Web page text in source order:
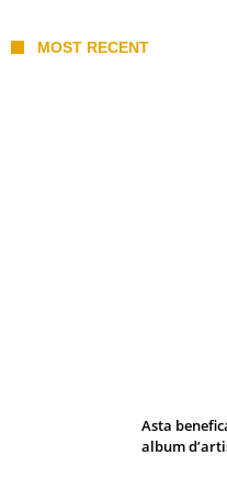
MOST RECENT
Asta
album